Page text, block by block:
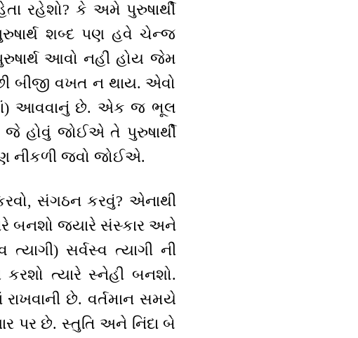
રહેશો? કે અમે પુરુષાર્થી
શબ્દ પણ હવે ચેન્જ
આવો નહીં હોય જેમ
બીજી વખત ન થાય. એવો
આવવાનું છે. એક જ ભૂલ
જે હોવું જોઈએ તે પુરુષાર્થી
નીકળી જવો જોઈએ.
સંગઠન કરવું? એનાથી
બનશો જ્યારે સંસ્કાર અને
સર્વસ્વ ત્યાગી ની
ત્યારે સ્નેહી બનશો.
છે. વર્તમાન સમયે
પર છે. સ્તુતિ અને નિંદા બે